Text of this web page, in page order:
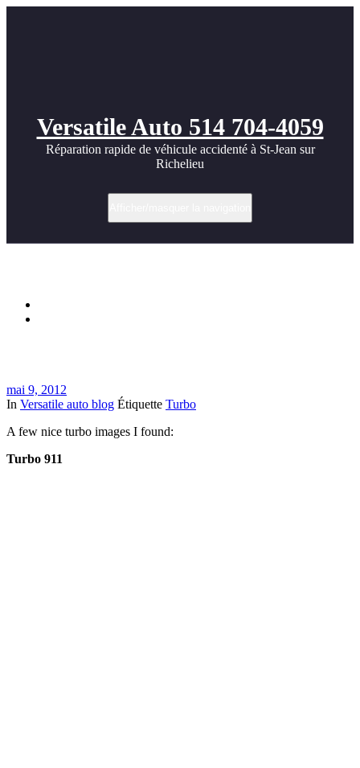
Versatile Auto 514 704-4059
Réparation rapide de véhicule accidenté à St-Jean sur
Richelieu
mai 9, 2012
In Versatile auto blog Étiquette Turbo
A few nice turbo images I found:
Turbo 911